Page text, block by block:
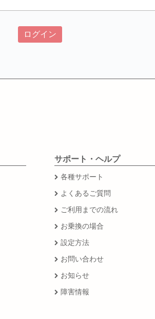
サポート・ヘルプ
各種サポート
よくあるご質問
ご利用までの流れ
お乗換の場合
設定方法
お問い合わせ
お知らせ
障害情報